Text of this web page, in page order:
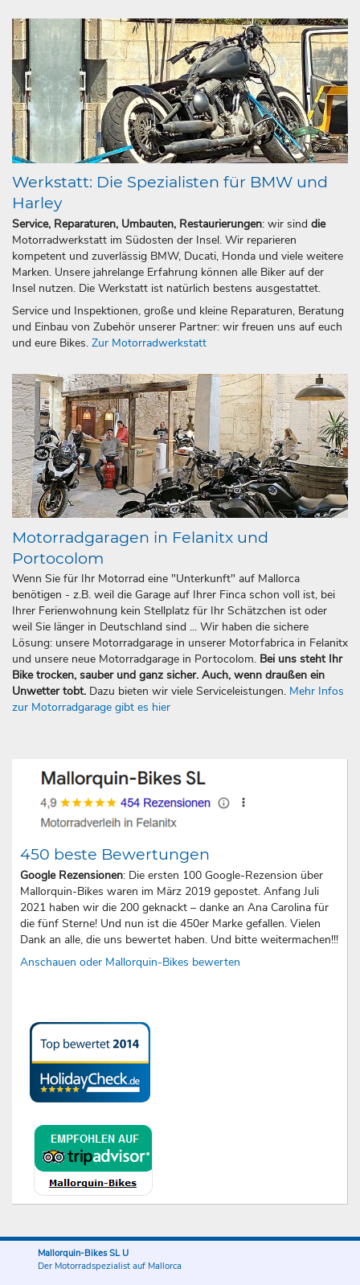
Werkstatt: Die Spezialisten für BMW und
Harley
Service, Reparaturen, Umbauten, Restaurierungen: wir sind die
Motorradwerkstatt im Südosten der Insel. Wir reparieren
kompetent und zuverlässig BMW, Ducati, Honda und viele weitere
Marken. Unsere jahrelange Erfahrung können alle Biker auf der
Insel nutzen. Die Werkstatt ist natürlich bestens ausgestattet.
Service und Inspektionen, große und kleine Reparaturen, Beratung
und Einbau von Zubehör unserer Partner: wir freuen uns auf euch
und eure Bikes. Zur Motorradwerkstatt
Motorradgaragen in Felanitx und
Portocolom
Wenn Sie für Ihr Motorrad eine "Unterkunft" auf Mallorca
benötigen - z.B. weil die Garage auf Ihrer Finca schon voll ist, bei
Ihrer Ferienwohnung kein Stellplatz für Ihr Schätzchen ist oder
weil Sie länger in Deutschland sind ... Wir haben die sichere
Lösung: unsere Motorradgarage in unserer Motorfabrica in Felanitx
und unsere neue Motorradgarage in Portocolom. Bei uns steht Ihr
Bike trocken, sauber und ganz sicher. Auch, wenn draußen ein
Unwetter tobt. Dazu bieten wir viele Serviceleistungen. Mehr Infos
zur Motorradgarage gibt es hier
450 beste Bewertungen
Google Rezensionen: Die ersten 100 Google-Rezension über
Mallorquin-Bikes waren im März 2019 gepostet. Anfang Juli
2021 haben wir die 200 geknackt – danke an Ana Carolina für
die fünf Sterne! Und nun ist die 450er Marke gefallen. Vielen
Dank an alle, die uns bewertet haben. Und bitte weitermachen!!!
Anschauen oder Mallorquin-Bikes bewerten
Mallorquin-Bikes SL U
Der Motorradspezialist auf Mallorca